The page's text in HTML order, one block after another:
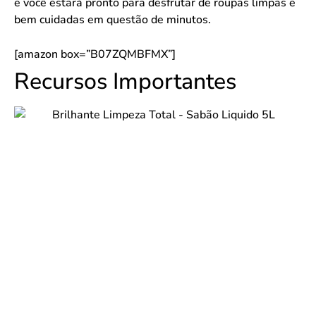
bem cuidadas em questão de minutos.
[amazon box=”B07ZQMBFMX”]
Recursos Importantes